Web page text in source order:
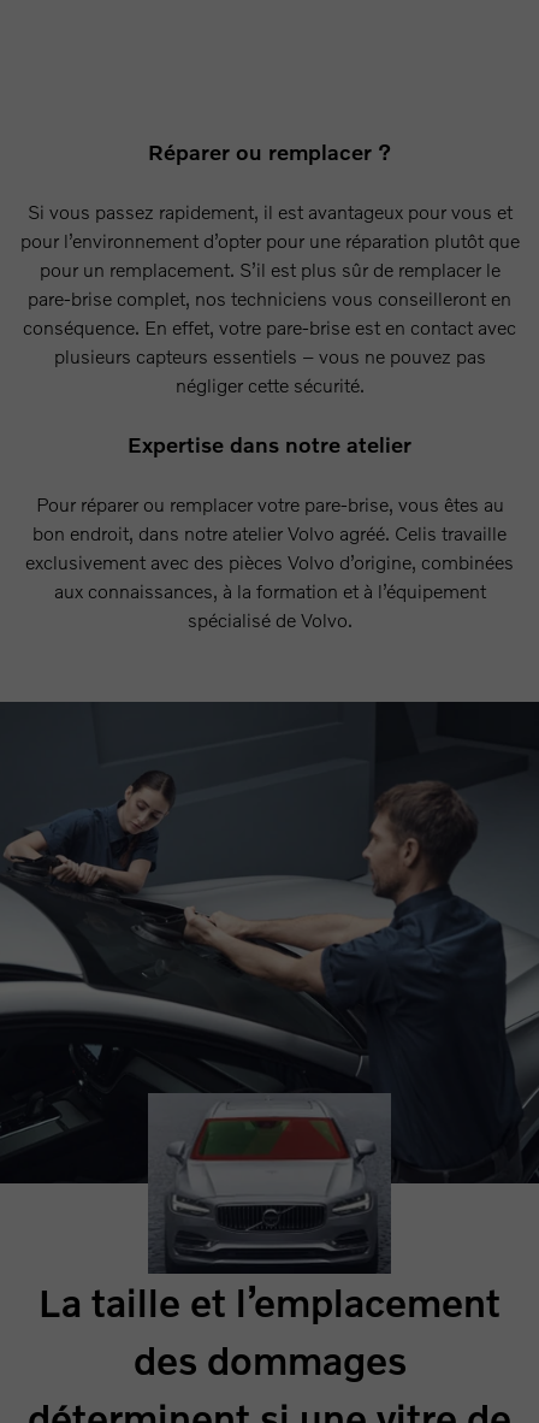
Réparer ou remplacer ?
Si vous passez rapidement, il est avantageux pour vous et
pour l’environnement d’opter pour une réparation plutôt que
pour un remplacement. S’il est plus sûr de remplacer le
pare-brise complet, nos techniciens vous conseilleront en
conséquence. En effet, votre pare-brise est en contact avec
plusieurs capteurs essentiels – vous ne pouvez pas
négliger cette sécurité.
Expertise dans notre atelier
Pour réparer ou remplacer votre pare-brise, vous êtes au
bon endroit, dans notre atelier Volvo agréé. Celis travaille
exclusivement avec des pièces Volvo d’origine, combinées
aux connaissances, à la formation et à l’équipement
spécialisé de Volvo.
La taille et l’emplacement
des dommages